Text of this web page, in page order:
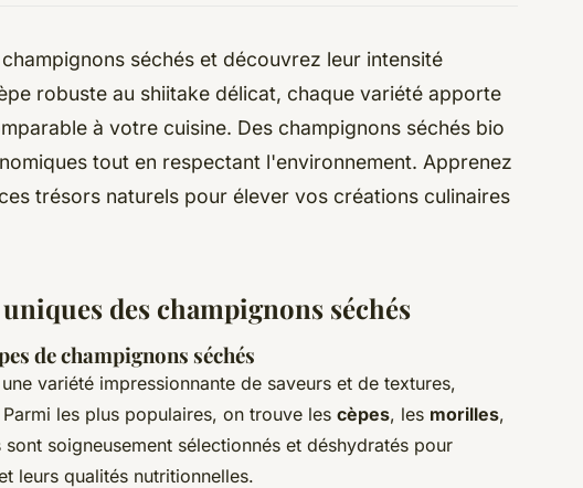
séchés et découvrez leur intensité
robuste au shiitake délicat, chaque variété apporte
à votre cuisine. Des champignons séchés bio
tout en respectant l'environnement. Apprenez
trésors naturels pour élever vos créations culinaires
des champignons séchés
de champignons séchés
variété impressionnante de saveurs et de textures,
les plus populaires, on trouve les cèpes, les morilles,
soigneusement sélectionnés et déshydratés pour
leurs qualités nutritionnelles.